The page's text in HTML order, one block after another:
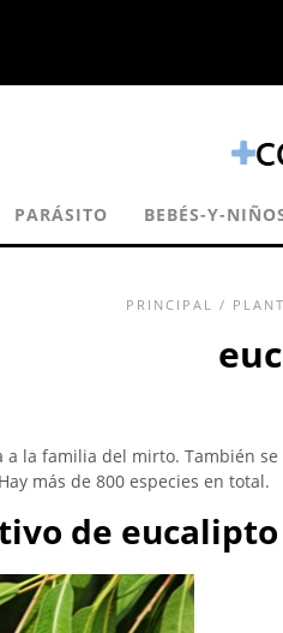
PARÁSITO BEBÉS-Y-
PRINCIPAL /
a la familia del mirto. También se
más de 800 especies en total.
de eucalipto